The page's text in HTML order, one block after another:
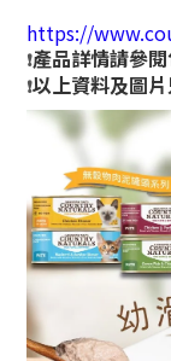
https://
❗產品詳情請參
❗以上資料及圖